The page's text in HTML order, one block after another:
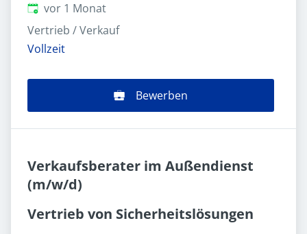
Veröffentlicht:
vor 1 Monat
Vertrieb / Verkauf
Vollzeit
Bewerben
Verkaufsberater im Außendienst
(m/w/d)
Vertrieb von Sicherheitslösungen